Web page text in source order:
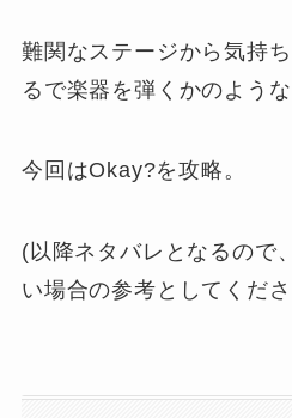
難関なステージから気持
るで楽器を弾くかのよう
今回はOkay?を攻略。
(以降ネタバレとなるので
い場合の参考としてくだ